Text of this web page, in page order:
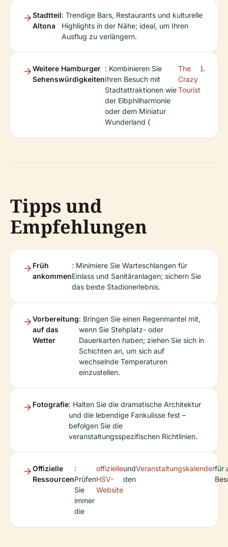
Stadtteil
Altona
: Trendige Bars, Restaurants und kulturelle
Highlights in der Nähe; ideal, um Ihren
Ausflug zu verlängern.
Weitere Hamburger
Sehenswürdigkeiten
: Kombinieren Sie
Ihren Besuch mit
Stadtattraktionen wie
der Elbphilharmonie
oder dem Miniatur
Wunderland (
The
Crazy
Tourist
).
Tipps und
Empfehlungen
Früh
ankommen
: Minimiere Sie Warteschlangen für
Einlass und Sanitäranlagen; sichern Sie
das beste Stadionerlebnis.
Vorbereitung
auf das
Wetter
: Bringen Sie einen Regenmantel mit,
wenn Sie Stehplatz- oder
Dauerkarten haben; ziehen Sie sich in
Schichten an, um sich auf
wechselnde Temperaturen
einzustellen.
Fotografie: Halten Sie die dramatische Architektur
und die lebendige Fankulisse fest –
befolgen Sie die
veranstaltungsspezifischen Richtlinien.
Offizielle
Ressourcen
:
Prüfen
Sie
immer
die
offizielle
HSV-
Website
und
den
Veranstaltungskalenderfür